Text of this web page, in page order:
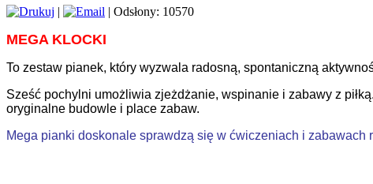
| | Odsłony: 10570
MEGA KLOCKI
To zestaw pianek, który wyzwala radosną, spontaniczną
Sześć pochylni umożliwia zjeżdżanie, wspinanie i zabawy z
oryginalne budowle i place zabaw.
Mega pianki doskonale sprawdzą się w ćwiczeniach i